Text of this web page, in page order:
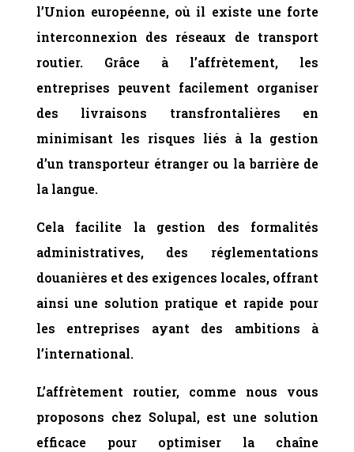
l’Union européenne, où il existe une forte
interconnexion des réseaux de transport
routier. Grâce à l’affrètement, les
entreprises peuvent facilement organiser
des livraisons transfrontalières en
minimisant les risques liés à la gestion
d’un transporteur étranger ou la barrière de
la langue.
Cela facilite la gestion des formalités
administratives, des réglementations
douanières et des exigences locales, offrant
ainsi une solution pratique et rapide pour
les entreprises ayant des ambitions à
l’international.
L’affrètement routier, comme nous vous
proposons chez Solupal, est une solution
efficace pour optimiser la chaîne